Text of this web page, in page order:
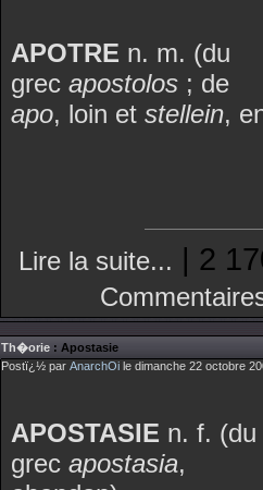
APOTRE n. m. (du
grec apostolos ; de
apo, loin et stellein,
Lire la suite... | 2
Th�orie : Apostasie
Postï¿½ par AnarchOi le dimanche 22 octobre
APOSTASIE n. f. (du
grec apostasia,